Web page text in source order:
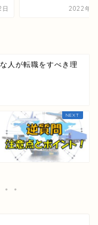
2022年6
人が転職をすべき理